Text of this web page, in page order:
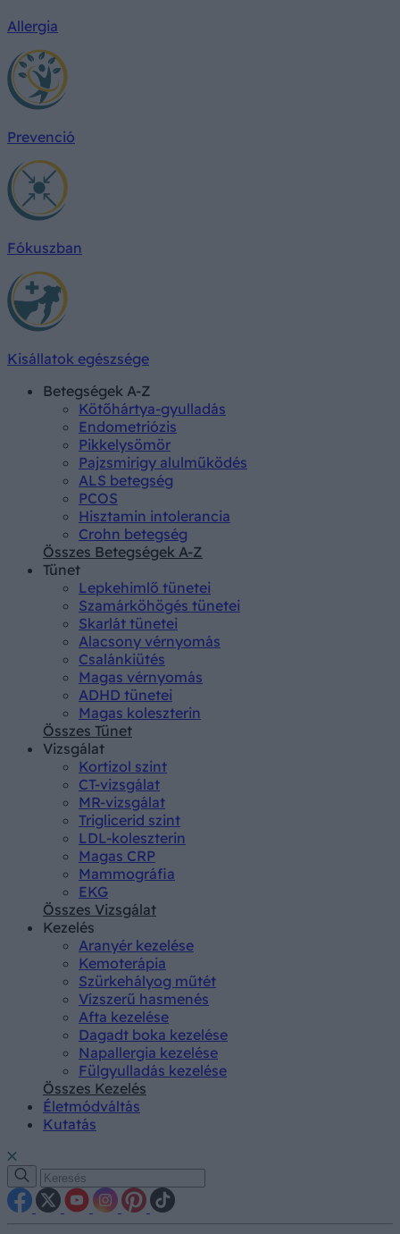
Allergia
Prevenció
Fókuszban
Kisállatok egészsége
Betegségek A-Z
Kötőhártya-gyulladás
Endometriózis
Pikkelysömör
Pajzsmirigy alulműködés
ALS betegség
PCOS
Hisztamin intolerancia
Crohn betegség
Összes Betegségek A-Z
Tünet
Lepkehimlő tünetei
Szamárköhögés tünetei
Skarlát tünetei
Alacsony vérnyomás
Csalánkiütés
Magas vérnyomás
ADHD tünetei
Magas koleszterin
Összes Tünet
Vizsgálat
Kortizol szint
CT-vizsgálat
MR-vizsgálat
Triglicerid szint
LDL-koleszterin
Magas CRP
Mammográfia
EKG
Összes Vizsgálat
Kezelés
Aranyér kezelése
Kemoterápia
Szürkehályog műtét
Vízszerű hasmenés
Afta kezelése
Dagadt boka kezelése
Napallergia kezelése
Fülgyulladás kezelése
Összes Kezelés
Életmódváltás
Kutatás